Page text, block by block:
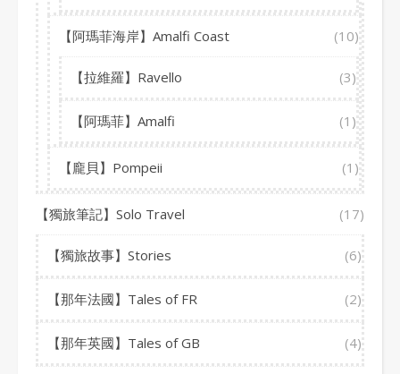
【阿瑪菲海岸】Amalfi Coast (10)
【拉維羅】Ravello (3)
【阿瑪菲】Amalfi (1)
【龐貝】Pompeii (1)
【獨旅筆記】Solo Travel (17)
【獨旅故事】Stories (6)
【那年法國】Tales of FR (2)
【那年英國】Tales of GB (4)